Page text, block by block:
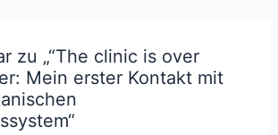
zu „“The clinic is over
Mein erster Kontakt mit